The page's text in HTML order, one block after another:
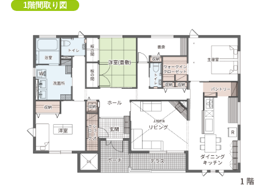
1階間取り図